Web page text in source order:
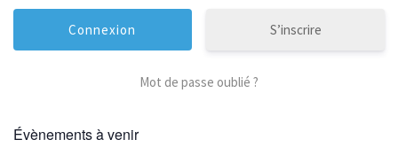
S’inscrire
Mot de passe oublié ?
Évènements à venir